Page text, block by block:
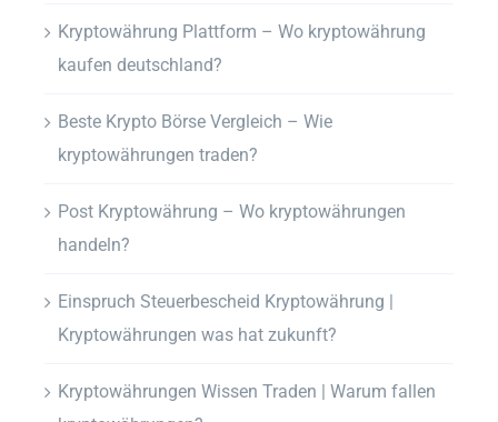
Kryptowährung Plattform – Wo kryptowährung
kaufen deutschland?
Beste Krypto Börse Vergleich – Wie
kryptowährungen traden?
Post Kryptowährung – Wo kryptowährungen
handeln?
Einspruch Steuerbescheid Kryptowährung |
Kryptowährungen was hat zukunft?
Kryptowährungen Wissen Traden | Warum fallen